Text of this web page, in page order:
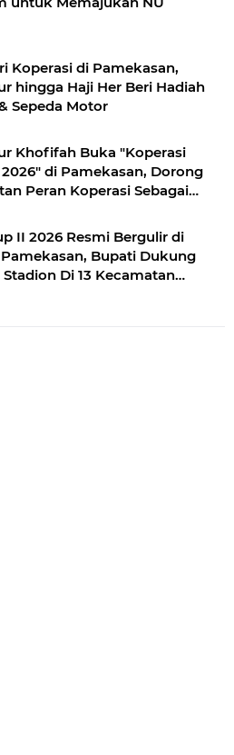
Koperasi di Pamekasan,
hingga Haji Her Beri Hadiah
Sepeda Motor
Khofifah Buka "Koperasi
di Pamekasan, Dorong
Peran Koperasi Sebagai
Perluas Akses Promosi
II 2026 Resmi Bergulir di
Pamekasan, Bupati Dukung
Di 13 Kecamatan